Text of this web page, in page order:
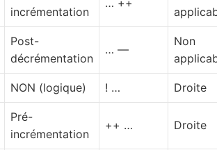
incrémentation
Post-
décrémentation
… —
Non
NON (logique) ! … Droite
Pré-
incrémentation
++ … Droite